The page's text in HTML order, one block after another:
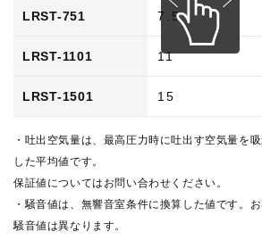
LRST-751 7.5
LRST-1101 11
LRST-1501 15
・吐出空気量は、最高圧力時に吐出す空気量を
した平均値です。
保証値についてはお問い合わせください。
・騒音値は、無響音室条件に換算した値です。
騒音値は異なります。